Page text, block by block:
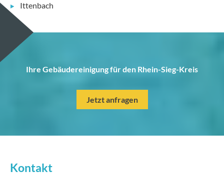
Ittenbach
Ihre Gebäudereinigung für den Rhein-Sieg-Kreis
Jetzt anfragen
Kontakt